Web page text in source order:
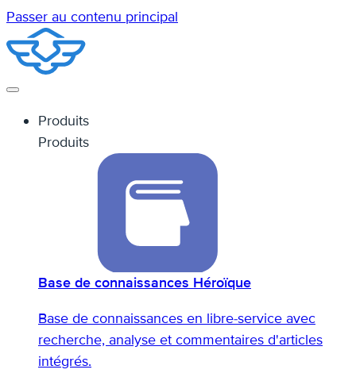
Passer au contenu principal
Produits
Produits
Base de connaissances Héroïque
Base de connaissances en libre-service avec
recherche, analyse et commentaires d'articles
intégrés.